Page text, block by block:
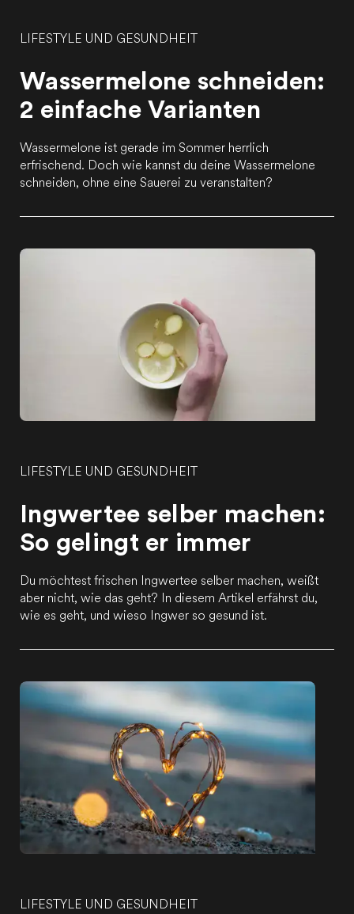
LIFESTYLE UND GESUNDHEIT
Wassermelone schneiden:
2 einfache Varianten
Wassermelone ist gerade im Sommer herrlich
erfrischend. Doch wie kannst du deine Wassermelone
schneiden, ohne eine Sauerei zu veranstalten?
LIFESTYLE UND GESUNDHEIT
Ingwertee selber machen:
So gelingt er immer
Du möchtest frischen Ingwertee selber machen, weißt
aber nicht, wie das geht? In diesem Artikel erfährst du,
wie es geht, und wieso Ingwer so gesund ist.
LIFESTYLE UND GESUNDHEIT